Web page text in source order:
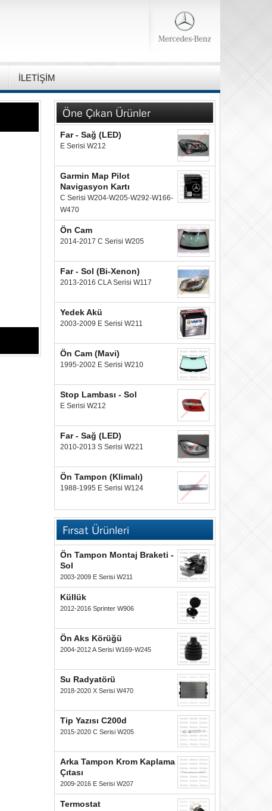
İLETİŞİM
Öne Çıkan Ürünler
Far - Sağ (LED)
E Serisi W212
Garmin Map Pilot
Navigasyon Kartı
C Serisi W204-W205-W292-W166-
W470
Ön Cam
2014-2017 C Serisi W205
Far - Sol (Bi-Xenon)
2013-2016 CLA Serisi W117
Yedek Akü
2003-2009 E Serisi W211
Ön Cam (Mavi)
1995-2002 E Serisi W210
Stop Lambası - Sol
E Serisi W212
Far - Sağ (LED)
2010-2013 S Serisi W221
Ön Tampon (Klimalı)
1988-1995 E Serisi W124
Fırsat Ürünleri
Ön Tampon Montaj Braketi -
Sol
2003-2009 E Serisi W211
Küllük
2012-2016 Sprinter W906
Ön Aks Körüğü
2004-2012 A Serisi W169-W245
Su Radyatörü
2018-2020 X Serisi W470
Tip Yazısı C200d
2015-2020 C Serisi W205
Arka Tampon Krom Kaplama
Çıtası
2009-2016 E Serisi W207
Termostat